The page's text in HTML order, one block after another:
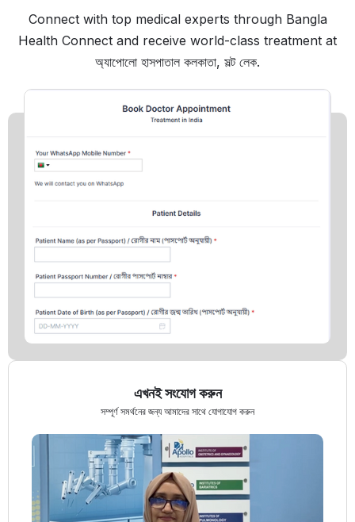
Connect with top medical experts through Bangla
Health Connect and receive world-class treatment at
অ্যাপোলো হাসপাতাল কলকাতা, সল্ট লেক.
এখনই সংযোগ করুন
সম্পূর্ণ সমর্থনের জন্য আমাদের সাথে যোগাযোগ করুন